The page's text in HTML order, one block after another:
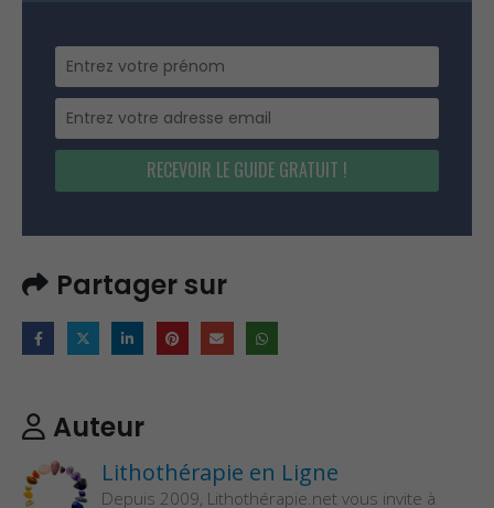
RECEVOIR LE GUIDE GRATUIT !
Partager sur
Auteur
Lithothérapie en Ligne
Depuis 2009, Lithothérapie.net vous invite à